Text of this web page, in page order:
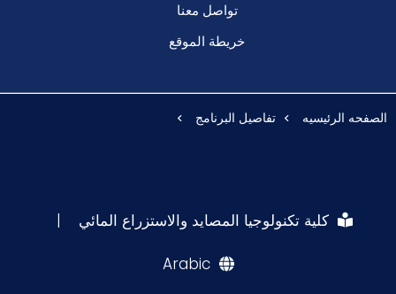
تواصل معنا
خريطة الموقع
الصفحه الرئيسيه تفاصيل البرنامج
كلية تكنولوجيا المصايد والاستزراع المائي |
Arabic